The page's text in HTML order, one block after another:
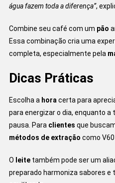
água fazem toda a diferença”,
Combine seu café com um pão
Essa combinação cria uma
completa, especialmente pela
Dicas Práticas
Escolha a hora certa para
para energizar o dia, enquanto
pausa. Para clientes que
métodos de extração como
O leitetambém pode ser um
preparado harmoniza sabores e